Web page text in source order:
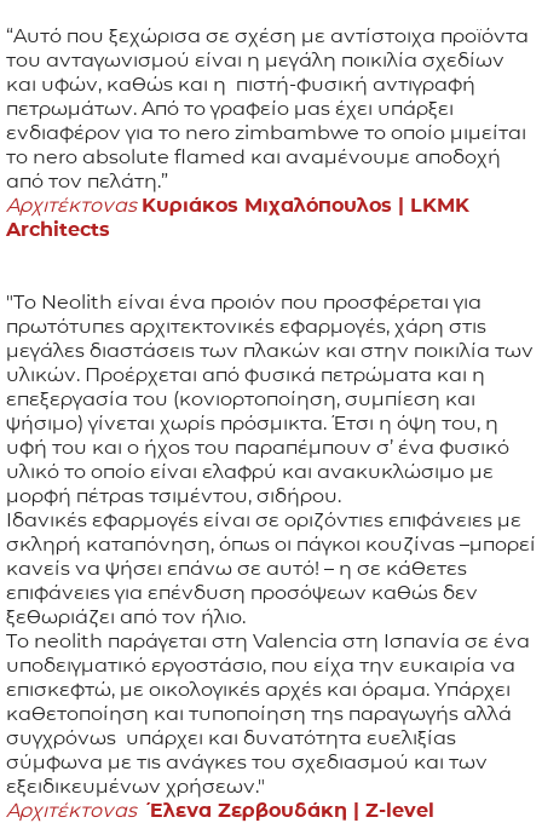
“Αυτό που ξεχώρισα σε σχέση με αντίστοιχα προϊόντα
του ανταγωνισμού είναι η μεγάλη ποικιλία σχεδίων
και υφών, καθώς και η πιστή-φυσική αντιγραφή
πετρωμάτων. Από το γραφείο μας έχει υπάρξει
ενδιαφέρον για το nero zimbambwe το οποίο μιμείται
το nero absolute flamed και αναμένουμε αποδοχή
από τον πελάτη.”
Αρχιτέκτονας Κυριάκος Μιχαλόπουλος | LKMK
Architects
"Το Neolith είναι ένα προιόν που προσφέρεται για
πρωτότυπες αρχιτεκτονικές εφαρμογές, χάρη στις
μεγάλες διαστάσεις των πλακών και στην ποικιλία των
υλικών. Προέρχεται από φυσικά πετρώματα και η
επεξεργασία του (κονιορτοποίηση, συμπίεση και
ψήσιμο) γίνεται χωρίς πρόσμικτα. Έτσι η όψη του, η
υφή του και ο ήχος του παραπέμπουν σ’ ένα φυσικό
υλικό το οποίο είναι ελαφρύ και ανακυκλώσιμο με
μορφή πέτρας τσιμέντου, σιδήρου.
Ιδανικές εφαρμογές είναι σε οριζόντιες επιφάνειες με
σκληρή καταπόνηση, όπως οι πάγκοι κουζίνας –μπορεί
κανείς να ψήσει επάνω σε αυτό! – η σε κάθετες
επιφάνειες για επένδυση προσόψεων καθώς δεν
ξεθωριάζει από τον ήλιο.
Το neolith παράγεται στη Valencia στη Ισπανία σε ένα
υποδειγματικό εργοστάσιο, που είχα την ευκαιρία να
επισκεφτώ, με οικολογικές αρχές και όραμα. Υπάρχει
καθετοποίηση και τυποποίηση της παραγωγής αλλά
συγχρόνως υπάρχει και δυνατότητα ευελιξίας
σύμφωνα με τις ανάγκες του σχεδιασμού και των
εξειδικευμένων χρήσεων."
Αρχιτέκτονας Έλενα Ζερβουδάκη | Z-level